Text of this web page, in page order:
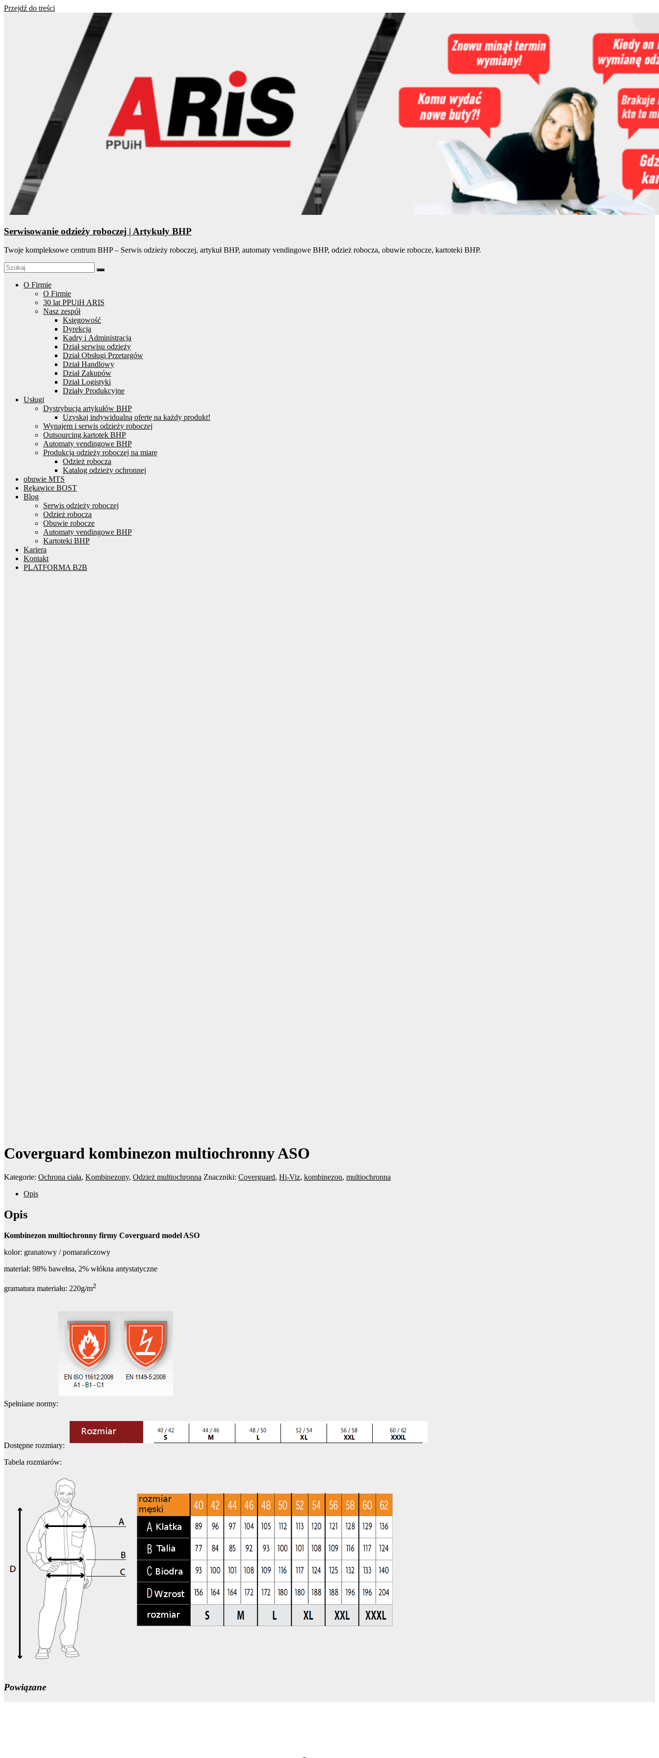
Przejdź do treści
Serwisowanie odzieży roboczej | Artykuły BHP
Twoje kompleksowe centrum BHP – Serwis odzieży roboczej, artykuł BHP, automaty vendingowe BHP, odzież robocza, obuwie robocze, kartoteki BHP.
O Firmie
O Firmie
30 lat PPUiH ARIS
Nasz zespół
Księgowość
Dyrekcja
Kadry i Administracja
Dział serwisu odzieży
Dział Obsługi Przetargów
Dział Handlowy
Dział Zakupów
Dział Logistyki
Działy Produkcyjne
Usługi
Dystrybucja artykułów BHP
Uzyskaj indywidualną ofertę na każdy produkt!
Wynajem i serwis odzieży roboczej
Outsourcing kartotek BHP
Automaty vendingowe BHP
Produkcja odzieży roboczej na miarę
Odzież robocza
Katalog odzieży ochronnej
obuwie MTS
Rękawice BOST
Blog
Serwis odzieży roboczej
Odzież robocza
Obuwie robocze
Automaty vendingowe BHP
Kartoteki BHP
Kariera
Kontakt
PLATFORMA B2B
Coverguard kombinezon multiochronny ASO
Kategorie: Ochrona ciała, Kombinezony, Odzież multiochronna Znaczniki: Coverguard, Hi-Viz, kombinezon, multiochronna
Opis
Opis
Kombinezon multiochronny firmy Coverguard model ASO
kolor: granatowy / pomarańczowy
materiał: 98% bawełna, 2% włókna antystatyczne
gramatura materiału: 220g/m2
Spełniane normy:
Dostępne rozmiary:
Tabela rozmiarów:
Powiązane